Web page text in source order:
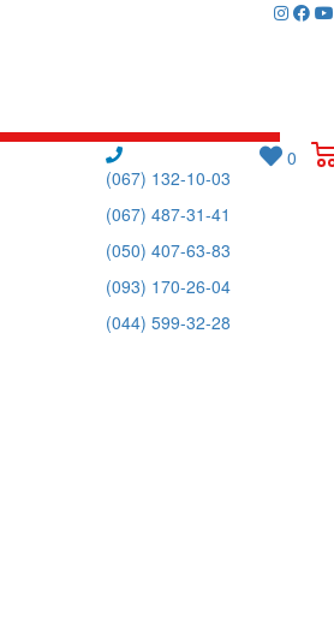
0
(067) 132-10-03
(067) 487-31-41
(050) 407-63-83
(093) 170-26-04
(044) 599-32-28